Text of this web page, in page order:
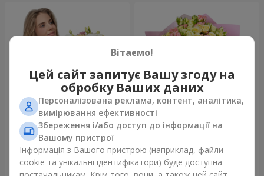
Букет "Королеві серця"
2 554 грн
Мікс "Планета троянд" із 51
6 658 грн
Вітаємо!
Цей сайт запитує Вашу згоду на
обробку Ваших даних
Персоналізована реклама, контент, аналітика,
вимірювання ефективності
Збереження і/або доступ до інформації на
Вашому пристрої
Інформація з Вашого пристрою (наприклад, файли
cookie та унікальні ідентифікатори) буде доступна